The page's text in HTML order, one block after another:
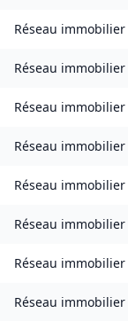
Réseau immobilier
Réseau immobilier
Réseau immobilier
Réseau immobilier
Réseau immobilier
Réseau immobilier
Réseau immobilier
Réseau immobilier